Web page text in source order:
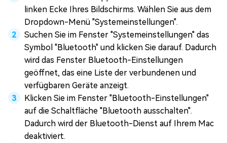
linken Ecke Ihres Bildschirms. Wählen Sie aus dem
Dropdown-Menü "Systemeinstellungen".
Suchen Sie im Fenster "Systemeinstellungen" das
Symbol "Bluetooth" und klicken Sie darauf. Dadurch
wird das Fenster Bluetooth-Einstellungen
geöffnet, das eine Liste der verbundenen und
verfügbaren Geräte anzeigt.
Klicken Sie im Fenster "Bluetooth-Einstellungen"
auf die Schaltfläche "Bluetooth ausschalten".
Dadurch wird der Bluetooth-Dienst auf Ihrem Mac
deaktiviert.